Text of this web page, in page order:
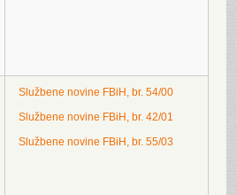
Službene novine FBiH, br. 54/00
Službene novine FBiH, br. 42/01
Službene novine FBiH, br. 55/03